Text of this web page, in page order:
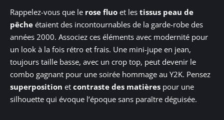
Rappelez-vous que le rose fluo et les tissus peau de
pêche étaient des incontournables de la garde-robe des
années 2000. Associez ces éléments avec modernité pour
un look à la fois rétro et frais. Une mini-jupe en jean,
toujours taille basse, avec un crop top, peut devenir le
combo gagnant pour une soirée hommage au Y2K. Pensez
superposition et contraste des matières pour une
silhouette qui évoque l’époque sans paraître déguisée.